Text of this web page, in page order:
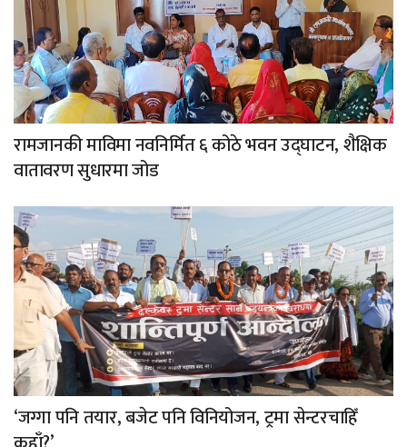
रामजानकी माविमा नवनिर्मित ६ कोठे भवन उद्घाटन, शैक्षिक
वातावरण सुधारमा जोड
‘जग्गा पनि तयार, बजेट पनि विनियोजन, ट्रमा सेन्टरचाहिँ